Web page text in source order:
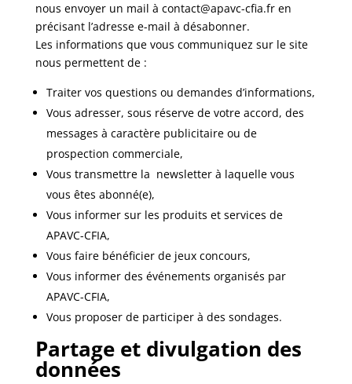
nous envoyer un mail à contact@apavc-cfia.fr en
précisant l’adresse e-mail à désabonner.
Les informations que vous communiquez sur le site
nous permettent de :
Traiter vos questions ou demandes d’informations,
Vous adresser, sous réserve de votre accord, des
messages à caractère publicitaire ou de
prospection commerciale,
Vous transmettre la newsletter à laquelle vous
vous êtes abonné(e),
Vous informer sur les produits et services de
APAVC-CFIA,
Vous faire bénéficier de jeux concours,
Vous informer des événements organisés par
APAVC-CFIA,
Vous proposer de participer à des sondages.
Partage et divulgation des
données